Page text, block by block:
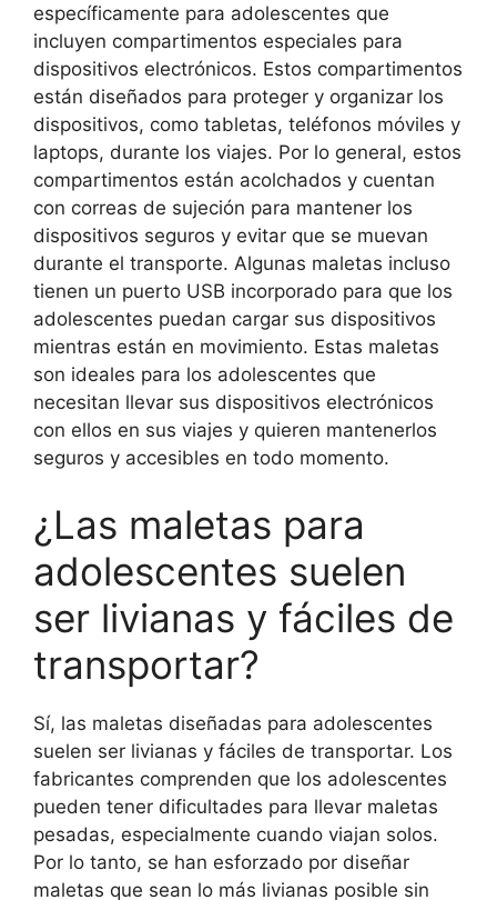
específicamente para adolescentes que
incluyen compartimentos especiales para
dispositivos electrónicos. Estos compartimentos
están diseñados para proteger y organizar los
dispositivos, como tabletas, teléfonos móviles y
laptops, durante los viajes. Por lo general, estos
compartimentos están acolchados y cuentan
con correas de sujeción para mantener los
dispositivos seguros y evitar que se muevan
durante el transporte. Algunas maletas incluso
tienen un puerto USB incorporado para que los
adolescentes puedan cargar sus dispositivos
mientras están en movimiento. Estas maletas
son ideales para los adolescentes que
necesitan llevar sus dispositivos electrónicos
con ellos en sus viajes y quieren mantenerlos
seguros y accesibles en todo momento.
¿Las maletas para
adolescentes suelen
ser livianas y fáciles de
transportar?
Sí, las maletas diseñadas para adolescentes
suelen ser livianas y fáciles de transportar. Los
fabricantes comprenden que los adolescentes
pueden tener dificultades para llevar maletas
pesadas, especialmente cuando viajan solos.
Por lo tanto, se han esforzado por diseñar
maletas que sean lo más livianas posible sin